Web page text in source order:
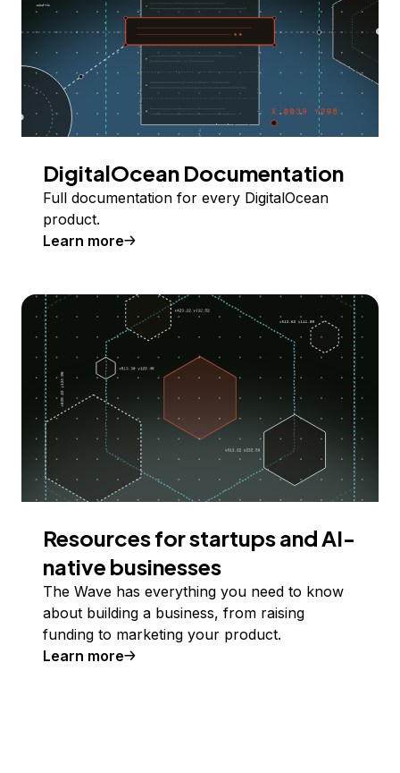
DigitalOcean Documentation
Full documentation for every DigitalOcean
product.
Learn more
Resources for startups and AI-
native businesses
The Wave has everything you need to know
about building a business, from raising
funding to marketing your product.
Learn more